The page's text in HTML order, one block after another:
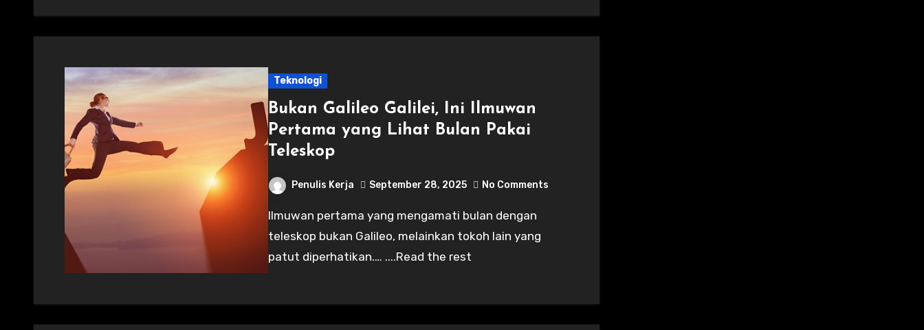
Teknologi
Bukan Galileo Galilei, Ini Ilmuwan
Pertama yang Lihat Bulan Pakai
Teleskop
Penulis Kerja September 28, 2025 No Comments
Ilmuwan pertama yang mengamati bulan dengan
teleskop bukan Galileo, melainkan tokoh lain yang
patut diperhatikan.… ....Read the rest